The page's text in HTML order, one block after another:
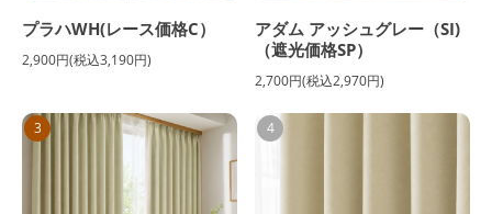
プラハWH(レース価格C）
2,900円(税込3,190円)
アダム アッシュグレー（SI)
（遮光価格SP）
2,700円(税込2,970円)
3 4